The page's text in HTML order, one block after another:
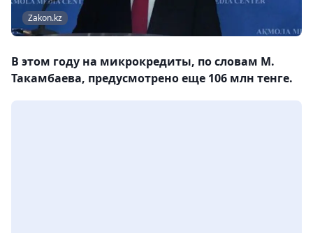
Zakon.kz
В этом году на микрокредиты, по словам М.
Такамбаева, предусмотрено еще 106 млн тенге.